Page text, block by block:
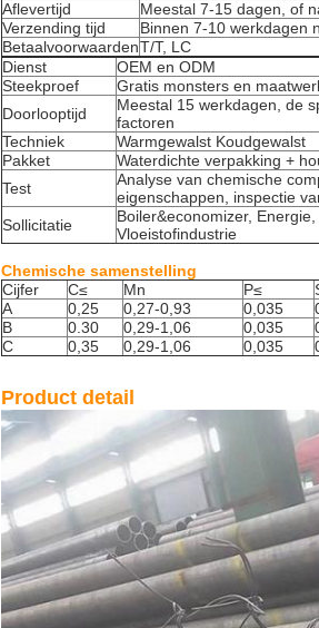
Aflevertijd
Meestal 7-15 dagen, of
Verzending tijd
Binnen 7-10 werkdagen
BetaalvoorwaardenT/T, LC
Dienst
OEM en ODM
Steekproef
Gratis monsters en
Doorlooptijd
Meestal 15 werkdagen, de
factoren
Techniek
Warmgewalst Koudgewalst
Pakket
Waterdichte verpakking +
Test
Analyse van chemische
eigenschappen, inspectie
Sollicitatie
Boiler&economizer,
Vloeistofindustrie
Chemische samenstelling
Cijfer
C≤ Mn P≤
A
0,25 0,27-0,93 0,035
B
0.30 0,29-1,06 0,035
C
0,35 0,29-1,06 0,035
Product detail